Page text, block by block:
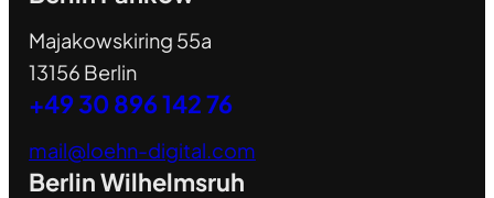
Majakowskiring 55a
13156 Berlin
+49 30 896 142 76
mail@loehn-digital.com
Berlin Wilhelmsruh